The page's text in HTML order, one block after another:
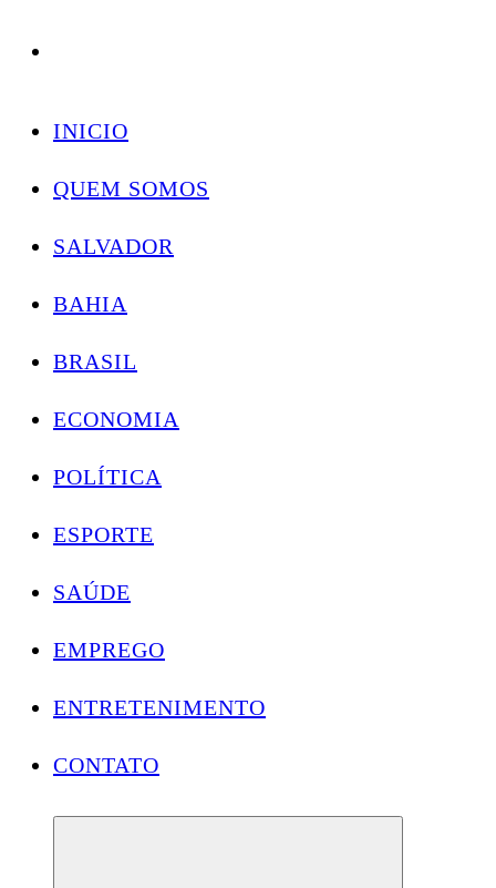
Skip
INICIO
QUEM SOMOS
SALVADOR
BAHIA
BRASIL
ECONOMIA
POLÍTICA
ESPORTE
SAÚDE
EMPREGO
ENTRETENIMENTO
CONTATO